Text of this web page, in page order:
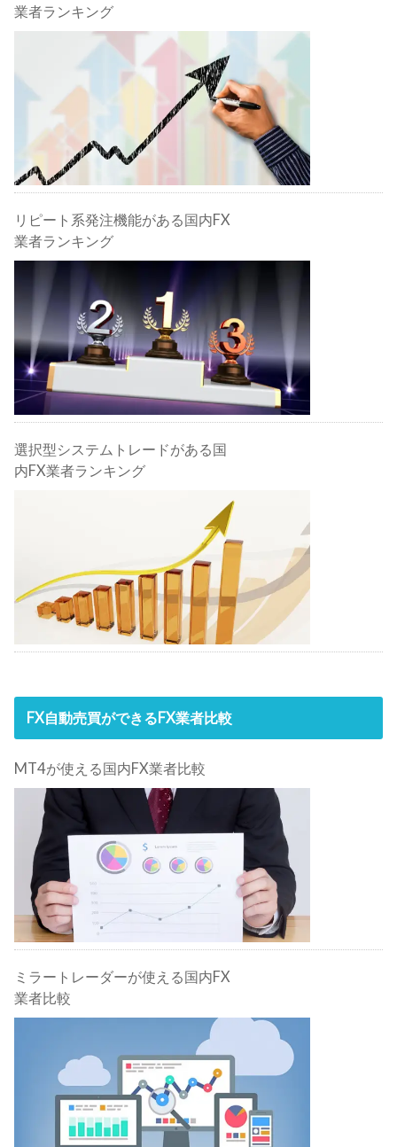
業者ランキング
リピート系発注機能がある国内FX
業者ランキング
選択型システムトレードがある国
内FX業者ランキング
FX自動売買ができるFX業者比較
MT4が使える国内FX業者比較
ミラートレーダーが使える国内FX
業者比較